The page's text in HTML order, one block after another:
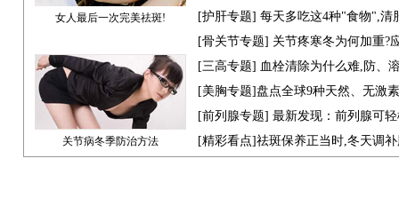
女人最后一次完美祛斑!
[护肝专题] 每天多吃这4种"食物",清
[骨关节专题] 关节疼寒冬为何加重?
关节病冬季防治方法
[三高专题] 血栓清除为什么难,防、
[美胸专题]盘点全球9种天然、无激
[前列腺专题] 最新发现：前列腺可
[精彩看点]祛斑保养正当时,冬天调